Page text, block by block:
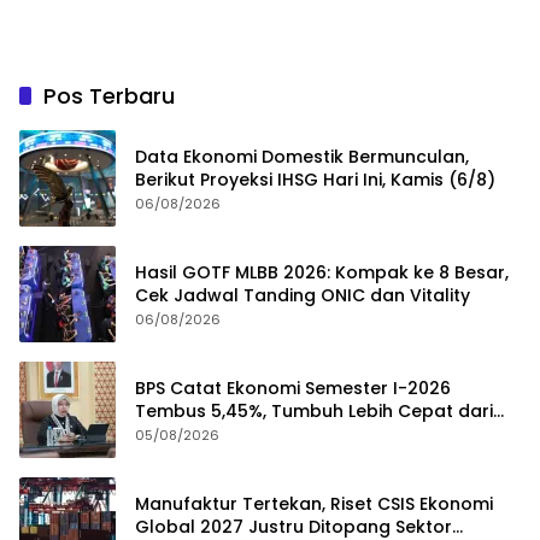
Pos Terbaru
Data Ekonomi Domestik Bermunculan,
Berikut Proyeksi IHSG Hari Ini, Kamis (6/8)
06/08/2026
Hasil GOTF MLBB 2026: Kompak ke 8 Besar,
Cek Jadwal Tanding ONIC dan Vitality
06/08/2026
BPS Catat Ekonomi Semester I-2026
Tembus 5,45%, Tumbuh Lebih Cepat dari
Tahun 2025
05/08/2026
Manufaktur Tertekan, Riset CSIS Ekonomi
Global 2027 Justru Ditopang Sektor